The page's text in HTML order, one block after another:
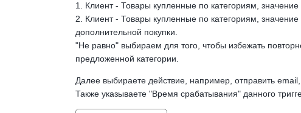
1. Клиент - Товары купленные по категориям,
2. Клиент - Товары купленные по категориям,
дополнительной покупки.
"Не равно" выбираем для того, чтобы избежать
предложенной категории.
Далее выбираете действие, например, отправить
Также указываете "Время срабатывания" данного